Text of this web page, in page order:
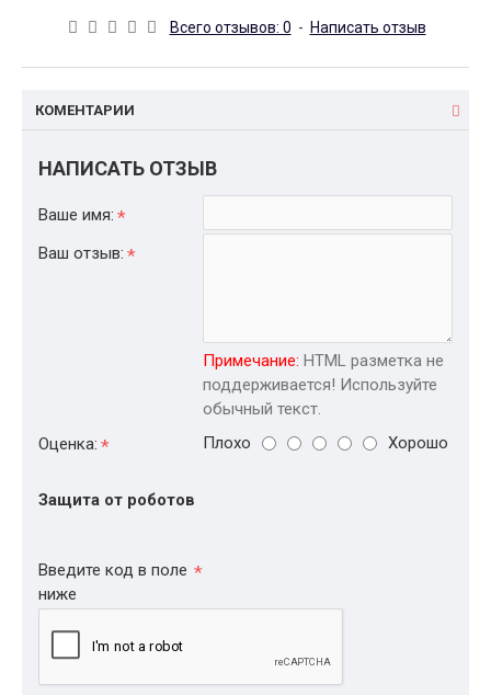
Всего отзывов: 0 - Написать отзыв
КОМЕНТАРИИ
НАПИСАТЬ ОТЗЫВ
Ваше имя:
Ваш отзыв:
Примечание: HTML разметка не
поддерживается! Используйте
обычный текст.
Оценка:
Плохо Хорошо
Защита от роботов
Введите код в поле
ниже